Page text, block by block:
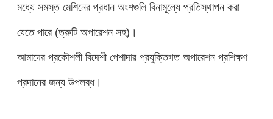
মধ্যে সমস্ত মেশিনের প্রধান অংশগুলি বিনামূল্যে প্রতিস্থাপন করা
যেতে পারে (ত্রুটি অপারেশন সহ)।
আমাদের প্রকৌশলী বিদেশী পেশাদার প্রযুক্তিগত অপারেশন প্রশিক্ষণ
প্রদানের জন্য উপলব্ধ।